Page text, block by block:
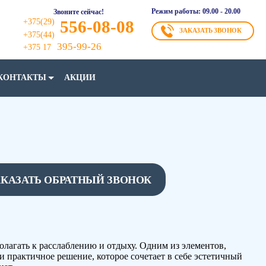
Звоните сейчас!
+375(29)
+375(44)
556-08-08
+375 17 395-99-26
Режим работы: 09.00 - 20.00
ЗАКАЗАТЬ ЗВОНОК
АКЦИИ
ОБРАТНЫЙ ЗВОНОК
к расслаблению и отдыху. Одним из элементов,
решение, которое сочетает в себе эстетичный